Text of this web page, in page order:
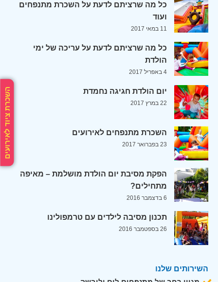
השכרת ציוד לאירועים
כל מה שרציתם לדעת על השכרת מתנפחים
ועוד
11 במאי 2017
כל מה שרציתם לדעת על עריכה של ימי
הולדת
4 באפריל 2017
יום הולדת חגיגה נחמדת
22 במרץ 2017
השכרת מתנפחים לאירועים
23 בפברואר 2017
הפקת מסיבת יום הולדת מושלמת – מאיפה
מתחילים?
6 בדצמבר 2016
תכנון מסיבה לילדים עם טרמפולינו
26 בספטמבר 2016
השירותים שלנו